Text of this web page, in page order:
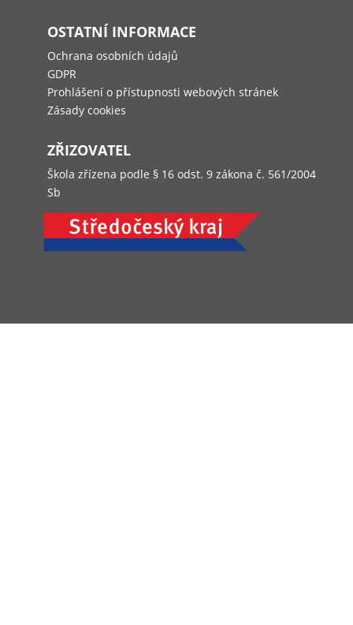
OSTATNÍ INFORMACE
Ochrana osobních údajů
GDPR
Prohlášení o přístupnosti webových stránek
Zásady cookies
ZŘIZOVATEL
Škola zřízena podle § 16 odst. 9 zákona č. 561/2004
Sb